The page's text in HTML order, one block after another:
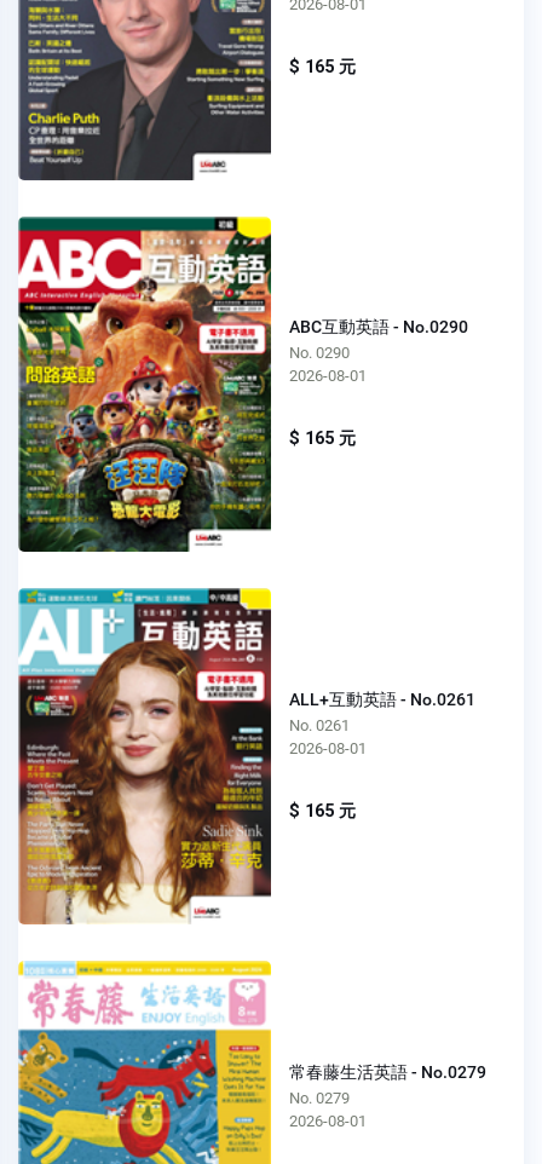
2026-08-01
$ 165 元
ABC互動英語 - No.0290
No. 0290
2026-08-01
$ 165 元
ALL+互動英語 - No.0261
No. 0261
2026-08-01
$ 165 元
常春藤生活英語 - No.0279
No. 0279
2026-08-01